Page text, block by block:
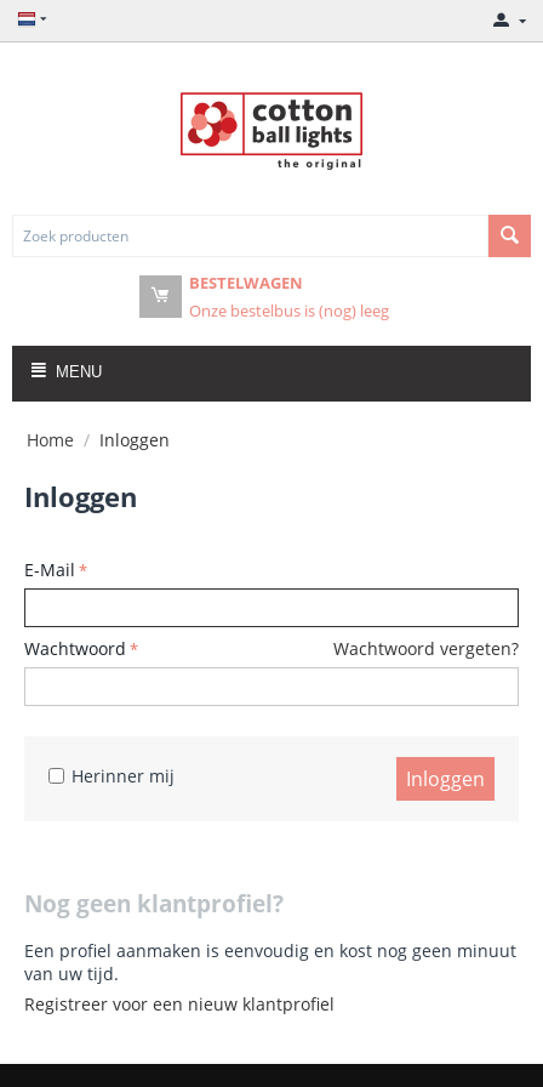
BESTELWAGEN
Onze bestelbus is (nog) leeg
MENU
Home / Inloggen
Inloggen
E-Mail
Wachtwoord Wachtwoord vergeten?
Inloggen
Herinner mij
Nog geen klantprofiel?
Een profiel aanmaken is eenvoudig en kost nog geen minuut
van uw tijd.
Registreer voor een nieuw klantprofiel